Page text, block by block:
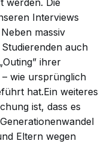
Interviews
massiv
auch
ihrer
wie ursprünglich
hat.Ein weiteres
ist, dass es
Eltern wegen